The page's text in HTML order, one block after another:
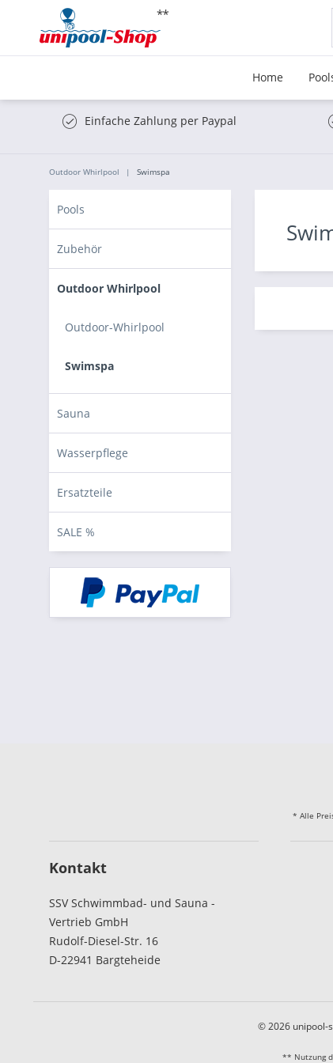
Home
Einfache Zahlung per Paypal
Outdoor Whirlpool Swimspa
Pools
Zubehör
Outdoor Whirlpool
Outdoor-Whirlpool
Swimspa
Sauna
Wasserpflege
Ersatzteile
SALE %
* Alle
Kontakt
SSV Schwimmbad- und Sauna -
Vertrieb GmbH
Rudolf-Diesel-Str. 16
D-22941 Bargteheide
© 2026 unipool-
** Nutzung